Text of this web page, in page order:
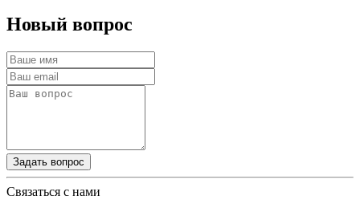
Новый вопрос
Задать вопрос
Связаться с нами